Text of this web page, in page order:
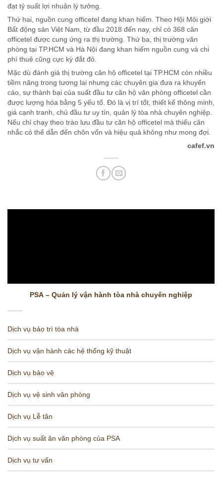
đạt tỷ suất lợi nhuận lý tưởng.
Thứ hai, nguồn cung officetel đang khan hiếm. Theo Hội Môi giới
Bất động sản Việt Nam, từ đầu 2018 đến nay, chỉ có 368 căn
officetel được cung ứng ra thị trường. Thứ ba, thị trường văn
phòng tại TP.HCM và Hà Nội đang khan hiếm nguồn cung và chi
phí thuê cũng cực kỳ đắt đỏ.
Mặc dù đánh giá thị trường căn hộ officetel tại TP.HCM còn nhiều
tiềm năng trong tương lai nhưng các chuyên gia đưa ra khuyến
cáo, sự thành bại của suất đầu tư căn hộ văn phòng officetel cần
được lượng hóa bằng 5 yếu tố. Đó là vị trí tốt, thiết kế thông minh,
giá cạnh tranh, chủ đầu tư uy tín, quản lý tòa nhà chuyên nghiệp.
Nếu chỉ chạy theo trào lưu đầu tư căn hộ officetel mà thiếu cân
nhắc có thể dẫn đến chôn vốn và hiệu quả không như mong đợi.
cafef.vn
PSA – Quản lý vận hành tòa nhà chuyên nghiệp
Dịch vụ bảo trì tòa nhà
Dịch vụ vận hành các hệ thống kỹ thuật
Dịch vụ bảo vệ
Dịch vụ vệ sinh văn phòng
Dịch vụ Lễ tân
Dịch vụ suất ăn văn phòng của PSA
Dịch vụ tư vấn